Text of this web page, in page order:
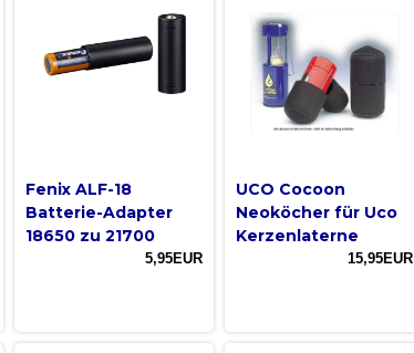
Fenix ALF-18
Batterie-Adapter
18650 zu 21700
5,95EUR
UCO Cocoon
Neoköcher für Uco
Kerzenlaterne
15,95EUR